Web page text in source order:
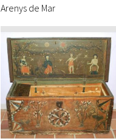
Arenys de Mar